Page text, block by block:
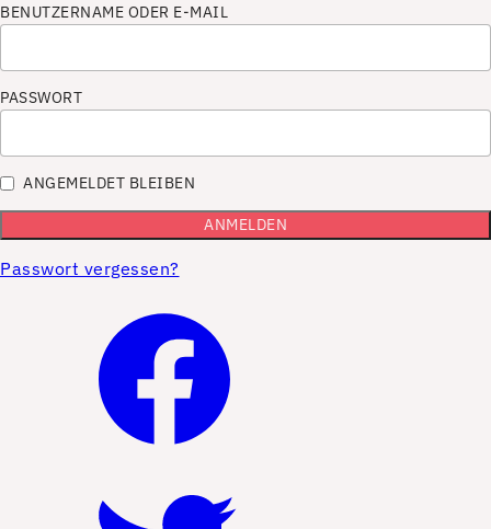
BENUTZERNAME ODER E-MAIL
PASSWORT
ANGEMELDET BLEIBEN
Passwort vergessen?